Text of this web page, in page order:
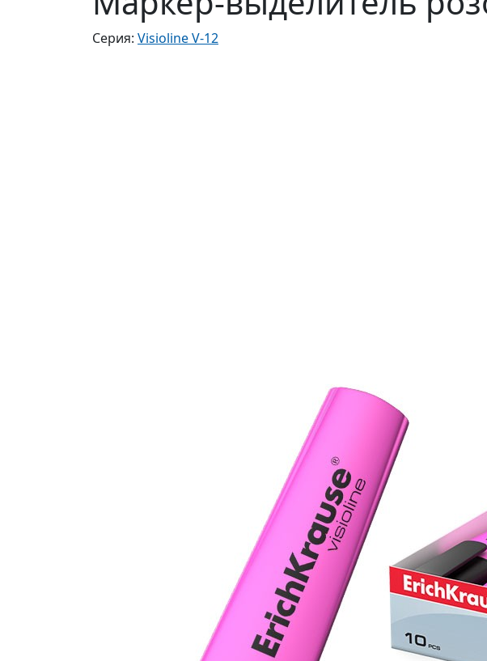
Серия: Visioline V-12